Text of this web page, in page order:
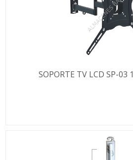
SOPORTE TV LCD SP-03